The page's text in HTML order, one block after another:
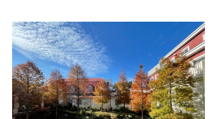
Copyright © 2026 舞牛森度假飯店